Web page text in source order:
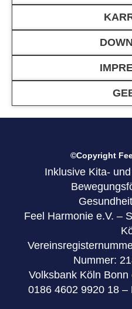
©Copyright
Inklusive Kita-
Feel Harmonie e.V. –
Nummer:
Volksbank Köln
0186 4602 9920 18